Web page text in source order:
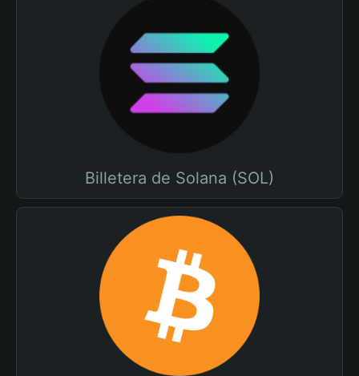
Billetera de Solana (SOL)